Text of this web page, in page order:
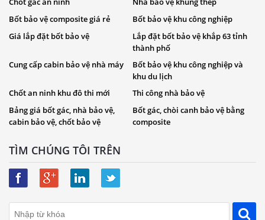
Bốt bảo vệ composite giá rẻ
Bốt bảo vệ khu công nghiệp
Giá lắp đặt bốt bảo vệ
Lắp đặt bốt bảo vệ khắp 63 tỉnh
thành phố
Cung cấp cabin bảo vệ nhà máy Bốt bảo vệ khu công nghiệp và
khu du lịch
Chốt an ninh khu đô thi mới
Thi công nhà bảo vệ
Bảng giá bốt gác, nhà bảo vệ,
cabin bảo vệ, chốt bảo vệ
Bốt gác, chòi canh bảo vệ bằng
composite
TÌM CHÚNG TÔI TRÊN